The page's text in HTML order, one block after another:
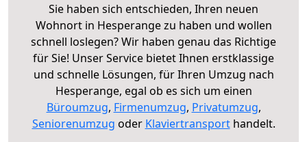
Sie haben sich entschieden, Ihren neuen
Wohnort in Hesperange zu haben und wollen
schnell loslegen? Wir haben genau das Richtige
für Sie! Unser Service bietet Ihnen erstklassige
und schnelle Lösungen, für Ihren Umzug nach
Hesperange, egal ob es sich um einen
Büroumzug, Firmenumzug, Privatumzug,
Seniorenumzug oder Klaviertransporthandelt.